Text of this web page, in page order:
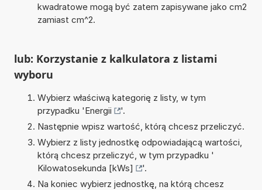
kwadratowe mogą być zatem zapisywane jako cm2
zamiast cm^2.
lub: Korzystanie z kalkulatora z listami
wyboru
Wybierz właściwą kategorię z listy, w tym
przypadku 'Energii
'.
Następnie wpisz wartość, którą chcesz przeliczyć.
Wybierz z listy jednostkę odpowiadającą wartości,
którą chcesz przeliczyć, w tym przypadku '
Kilowatosekunda [kWs]
'.
Na koniec wybierz jednostkę, na którą chcesz